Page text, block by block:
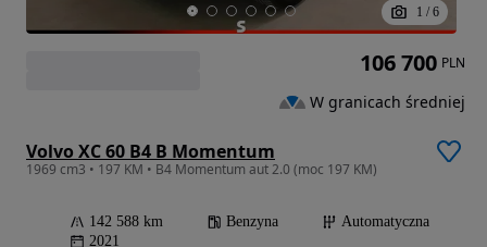
1 / 6
Volvo XC 60 B4 B Momentum
1969 cm3 • 197 KM • B4 Momentum aut 2.0 (moc 197 KM)
142 588 km Benzyna
Automatyczna
2021
106 700 PLN
W granicach średniej